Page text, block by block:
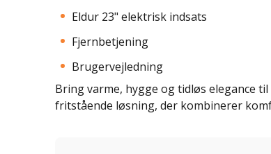
Eldur 23" elektrisk indsats
Fjernbetjening
Brugervejledning
Bring varme, hygge og tidløs elegance til
fritstående løsning, der kombinerer